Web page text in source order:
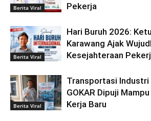
Berita Viral
Pekerja
Berita Viral
Hari Buruh 2026:
Karawang Ajak
Kesejahteraan
Berita Viral
Transportasi Industri
GOKAR Dipuji
Kerja Baru